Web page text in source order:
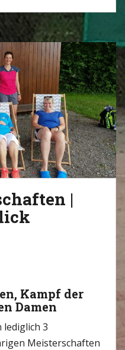
|
Kampf der
Damen
lediglich 3
Meisterschaften